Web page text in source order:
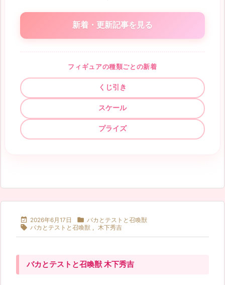
新着・更新記事を見る
フィギュアの種類ごとの新着
くじ引き
スケール
プライズ
 2026年6月17日  バカとテストと召喚獣
 バカとテストと召喚獣 , 木下秀吉
バカとテストと召喚獣 木下秀吉